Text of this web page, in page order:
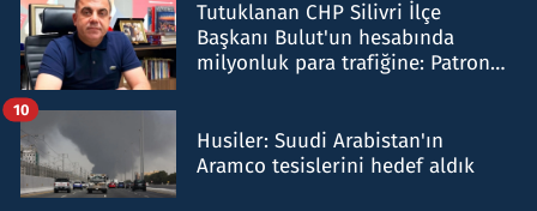
Tutuklanan CHP Silivri İlçe
Başkanı Bulut'un hesabında
milyonluk para trafiğine: Patron
Husiler: Suudi Arabistan'ın
Aramco tesislerini hedef aldık
10